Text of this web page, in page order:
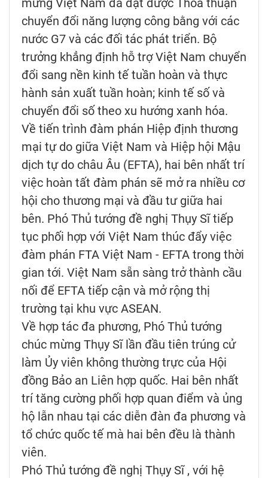
chuyển đổi năng lượng công bằng với các
nước G7 và các đối tác phát triển. Bộ
trưởng khẳng định hỗ trợ Việt Nam chuyển
đổi sang nền kinh tế tuần hoàn và thực
hành sản xuất tuần hoàn; kinh tế số và
chuyển đổi số theo xu hướng xanh hóa.
Về tiến trình đàm phán Hiệp định thương
mại tự do giữa Việt Nam và Hiệp hội Mậu
dịch tự do châu Âu (EFTA), hai bên nhất trí
việc hoàn tất đàm phán sẽ mở ra nhiều cơ
hội cho thương mại và đầu tư giữa hai
bên. Phó Thủ tướng đề nghị Thụy Sĩ tiếp
tục phối hợp với Việt Nam thúc đẩy việc
đàm phán FTA Việt Nam - EFTA trong thời
gian tới. Việt Nam sẵn sàng trở thành cầu
nối để EFTA tiếp cận và mở rộng thị
trường tại khu vực ASEAN.
Về hợp tác đa phương, Phó Thủ tướng
chúc mừng Thụy Sĩ lần đầu tiên trúng cử
làm Ủy viên không thường trực của Hội
đồng Bảo an Liên hợp quốc. Hai bên nhất
trí tăng cường phối hợp quan điểm và ủng
hộ lẫn nhau tại các diễn đàn đa phương và
tổ chức quốc tế mà hai bên đều là thành
viên.
Phó Thủ tướng đề nghị Thụy Sĩ , với hệ